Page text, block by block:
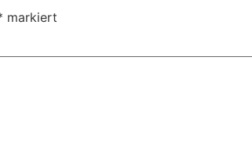
markiert